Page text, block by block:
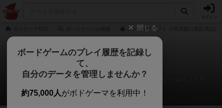
フレイムクラフト 日本語版の通販/商品詳
フレイムクラフト
大ちゃん@ボードゲームルール専門ちゃんねるさんのルール/インスト
閉じる
ボードゲームのプレイ履歴を記録し
て、
自分のデータを管理しませんか？
約75,000人がボドゲーマを利用中！